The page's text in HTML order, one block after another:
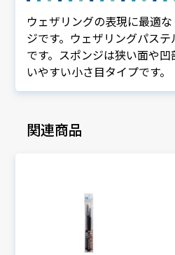
ウェザリングの表現に最適
ジです。ウェザリングパス
です。スポンジは狭い面や
いやすい小さ目タイプです。
関連商品